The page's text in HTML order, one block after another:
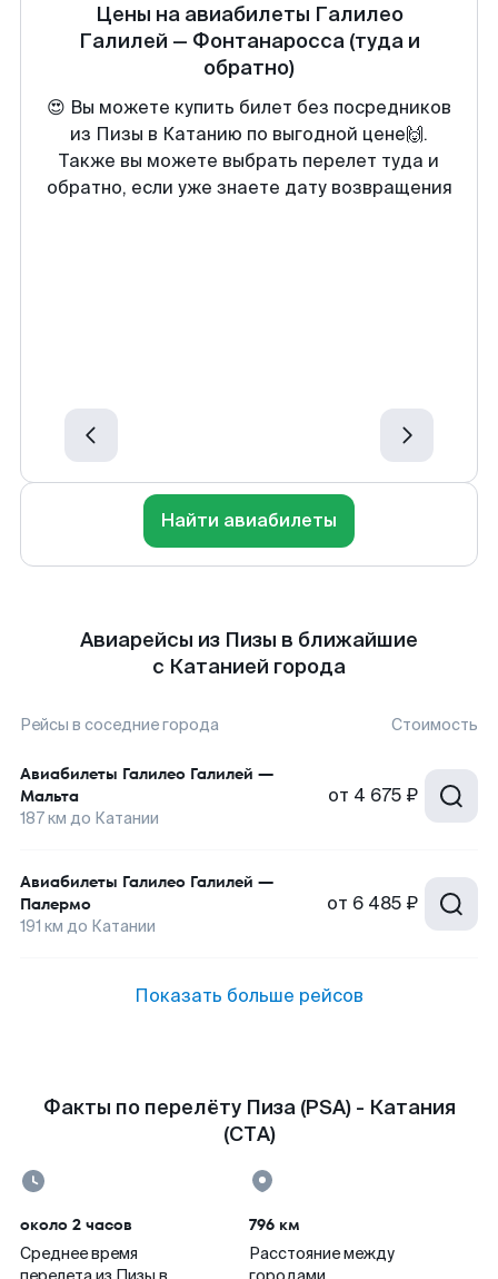
Цены на авиабилеты Галилео
Галилей — Фонтанаросса (туда и
обратно)
😍 Вы можете купить билет без посредников
из Пизы в Катанию по выгодной цене🙌.
Также вы можете выбрать перелет туда и
обратно, если уже знаете дату возвращения
Найти авиабилеты
Авиарейсы из Пизы в ближайшие
с Катанией города
Рейсы в соседние города Стоимость
Авиабилеты Галилео Галилей —
Мальта
187км до Катании
от 4 675 ₽
Авиабилеты Галилео Галилей —
Палермо
191 км до Катании
от 6 485 ₽
Показать больше рейсов
Факты по перелёту Пиза (PSA) - Катания
(CTA)
около 2 часов
Среднее время
796 км
Расстояние между